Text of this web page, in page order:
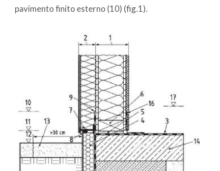
pavimento finito esterno (10) (fig.1).